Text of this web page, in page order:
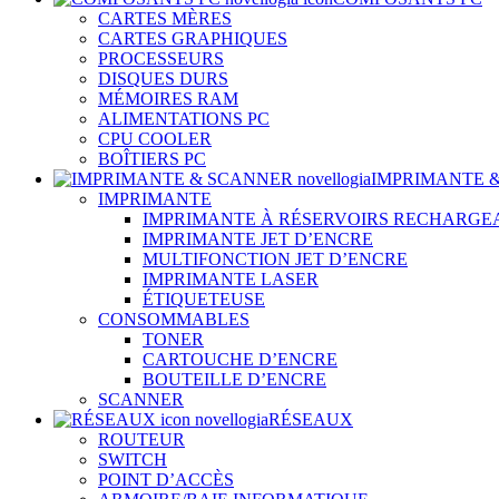
CARTES MÈRES
CARTES GRAPHIQUES
PROCESSEURS
DISQUES DURS
MÉMOIRES RAM
ALIMENTATIONS PC
CPU COOLER
BOÎTIERS PC
IMPRIMANTE
IMPRIMANTE
IMPRIMANTE À RÉSERVOIRS
IMPRIMANTE JET D’ENCRE
MULTIFONCTION JET D’ENCRE
IMPRIMANTE LASER
ÉTIQUETEUSE
CONSOMMABLES
TONER
CARTOUCHE D’ENCRE
BOUTEILLE D’ENCRE
SCANNER
RÉSEAUX
ROUTEUR
SWITCH
POINT D’ACCÈS